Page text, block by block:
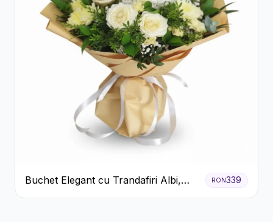
Buchet Elegant cu Trandafiri Albi,
Hortensie și Crizanteme Crem
RON339